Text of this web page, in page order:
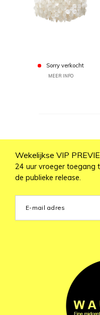
Sorry verkocht
MEER INFO
Wekelijkse VIP
24 uur vroeger toegang
de publieke release.